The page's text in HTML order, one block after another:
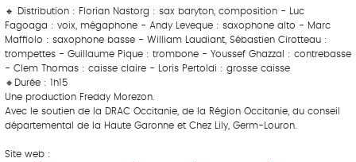
🔸 Distribution : Florian Nastorg : sax baryton, composition - Luc
Fagoaga : voix, mégaphone - Andy Leveque : saxophone alto - Marc
Maffiolo : saxophone basse - William Laudiant, Sébastien Cirotteau :
trompettes - Guillaume Pique : trombone - Youssef Ghazzal : contrebasse
- Clem Thomas : caisse claire - Loris Pertoldi : grosse caisse
🔸Durée : 1h15
Une production Freddy Morezon.
Avec le soutien de la DRAC Occitanie, de la Région Occitanie, du conseil
départemental de la Haute Garonne et Chez Lily, Germ-Louron.
Site web :